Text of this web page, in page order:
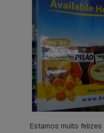
Estamos muito